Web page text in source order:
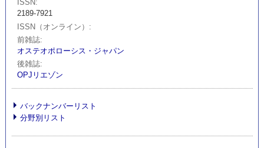
ISSN
2189-7921
ISSN（オンライン）
前雑誌
オステオポローシス・ジャパン
後雑誌
OPJリエゾン
バックナンバーリスト
分野別リスト